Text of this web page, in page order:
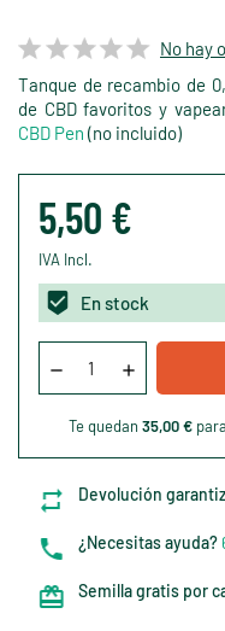
No hay
Tanque de recambio de
de CBD favoritos y
CBD Pen (no incluido)
5,50 €
IVA Incl.
En stock
Te quedan 35,00 €
Devolución
¿Necesitas ayuda?
Semilla gratis por